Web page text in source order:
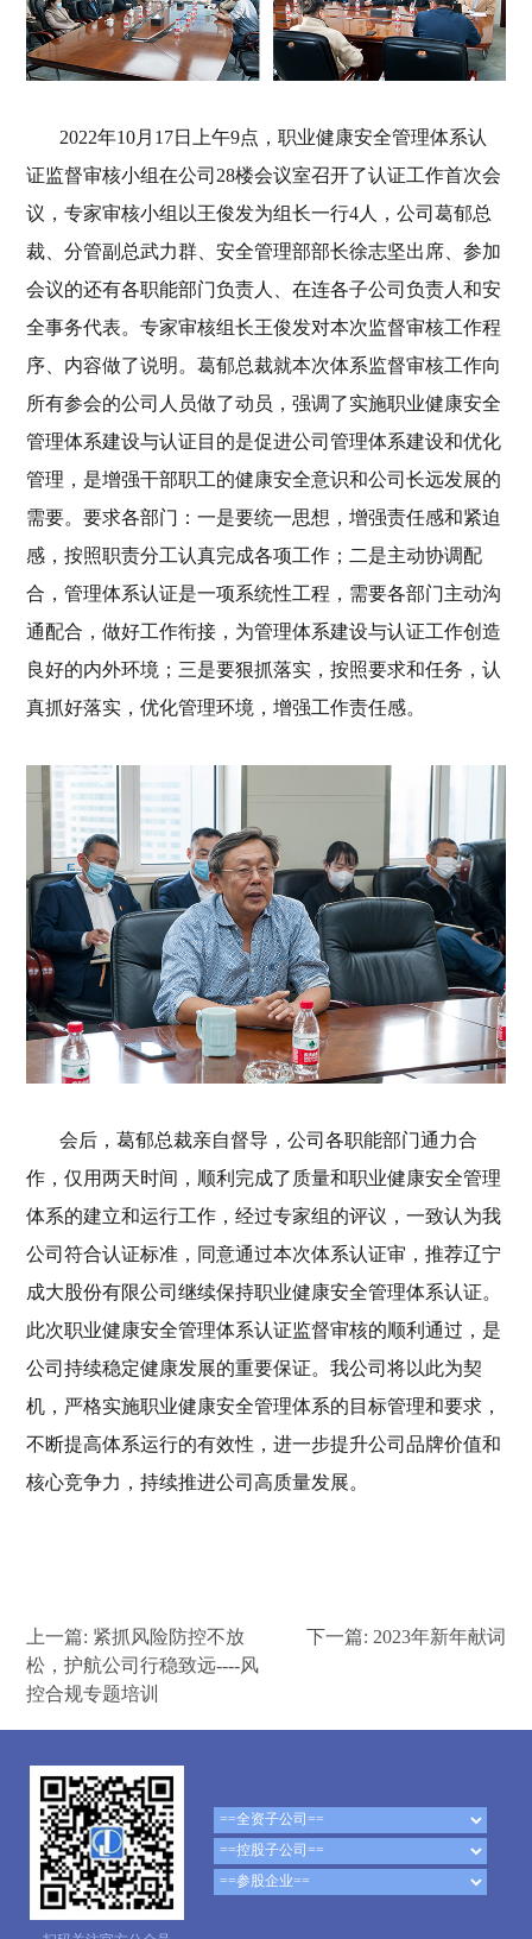
2022年10月17日上午9点，职业健康安全管理体系认
证监督审核小组在公司28楼会议室召开了认证工作首次会
议，专家审核小组以王俊发为组长一行4人，公司葛郁总
裁、分管副总武力群、安全管理部部长徐志坚出席、参加
会议的还有各职能部门负责人、在连各子公司负责人和安
全事务代表。专家审核组长王俊发对本次监督审核工作程
序、内容做了说明。葛郁总裁就本次体系监督审核工作向
所有参会的公司人员做了动员，强调了实施职业健康安全
管理体系建设与认证目的是促进公司管理体系建设和优化
管理，是增强干部职工的健康安全意识和公司长远发展的
需要。要求各部门：一是要统一思想，增强责任感和紧迫
感，按照职责分工认真完成各项工作；二是主动协调配
合，管理体系认证是一项系统性工程，需要各部门主动沟
通配合，做好工作衔接，为管理体系建设与认证工作创造
良好的内外环境；三是要狠抓落实，按照要求和任务，认
真抓好落实，优化管理环境，增强工作责任感。
会后，葛郁总裁亲自督导，公司各职能部门通力合
作，仅用两天时间，顺利完成了质量和职业健康安全管理
体系的建立和运行工作，经过专家组的评议，一致认为我
公司符合认证标准，同意通过本次体系认证审，推荐辽宁
成大股份有限公司继续保持职业健康安全管理体系认证。
此次职业健康安全管理体系认证监督审核的顺利通过，是
公司持续稳定健康发展的重要保证。我公司将以此为契
机，严格实施职业健康安全管理体系的目标管理和要求，
不断提高体系运行的有效性，进一步提升公司品牌价值和
核心竞争力，持续推进公司高质量发展。
上一篇: 紧抓风险防控不放
松，护航公司行稳致远----风
控合规专题培训
下一篇: 2023年新年献词